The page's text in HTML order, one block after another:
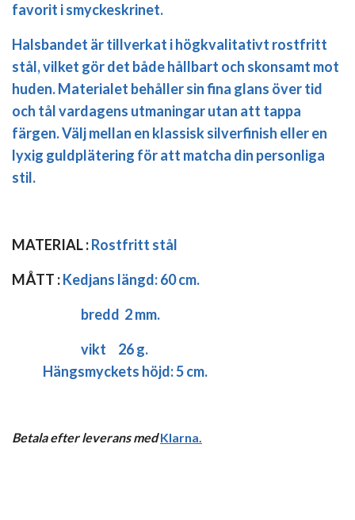
favorit i smyckeskrinet.
Halsbandet är tillverkat ihögkvalitativt rostfritt
stål, vilket gör det både hållbart och skonsamt mot
huden. Materialet behåller sin fina glans över tid
och tål vardagens utmaningar utan att tappa
färgen. Välj mellan en klassisk silverfinish eller en
lyxig guldplätering för att matcha din personliga
stil.
MATERIAL :Rostfritt stål
MÅTT :Kedjans längd:60 cm.
bredd 2 mm.
vikt 26 g.
Hängsmyckets höjd: 5 cm.
Betala efter leverans med Klarna.